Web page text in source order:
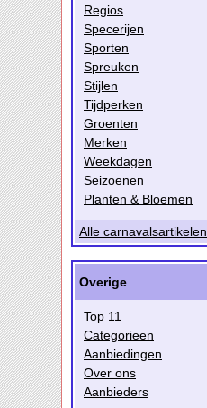
Regios
Specerijen
Sporten
Spreuken
Stijlen
Tijdperken
Groenten
Merken
Weekdagen
Seizoenen
Planten & Bloemen
Alle carnavalsartikelen
Overige
Top 11
Categorieen
Aanbiedingen
Over ons
Aanbieders